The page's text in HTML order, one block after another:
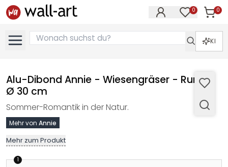
0 0
KI
Alu-Dibond Annie - Wiesengräser - Rund -
Ø 30 cm
Sommer-Romantik in der Natur.
Mehr von Annie
Mehr zum Produkt
1